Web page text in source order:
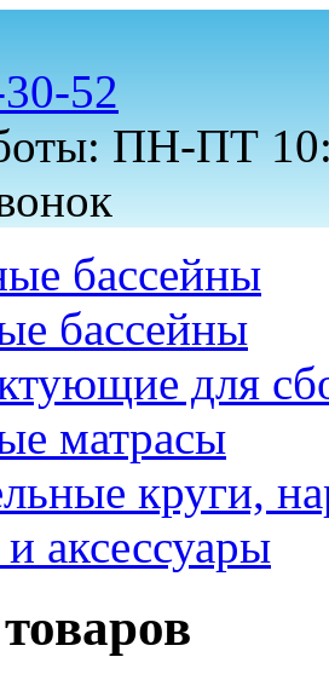
52
ПН-ПТ
бассейны
бассейны
для
матрасы
круги,
аксессуары